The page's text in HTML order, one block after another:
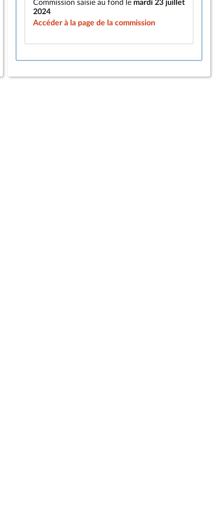
Commission saisie au fond le mardi 23 juillet
2024
Accéder à la page de la commission